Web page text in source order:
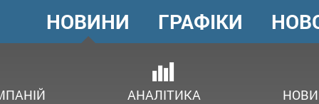
ГОЛОВНЕ
МЕНЮ
НОВИНИ
АНАЛІТИКА
ГРАФІКИ